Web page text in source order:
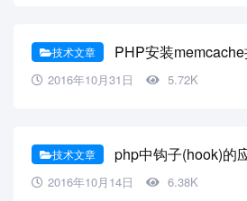
技术文章 PHP安装
2016年10月31日 5.72K
技术文章 php中钩子(hook)的
2016年10月14日 6.38K